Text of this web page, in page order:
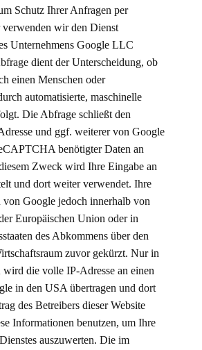
Schutz Ihrer Anfragen per
wir den Dienst
Unternehmens Google LLC
dient der Unterscheidung, ob
einen Menschen oder
automatisierte, maschinelle
Die Abfrage schließt den
und ggf. weiterer von Google
benötigter Daten an
Zweck wird Ihre Eingabe an
und dort weiter verwendet. Ihre
Google jedoch innerhalb von
Europäischen Union oder in
des Abkommens über den
zuvor gekürzt. Nur in
wird die volle IP-Adresse an einen
in den USA übertragen und dort
des Betreibers dieser Website
Informationen benutzen, um Ihre
auszuwerten. Die im